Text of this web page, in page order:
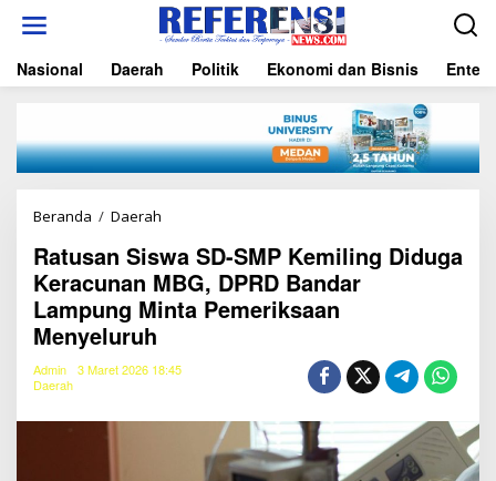
t
Nasional Daerah Politik Ekonomi dan Bisnis
Beranda / Daerah
t
u
s
a
i
Ratusan Siswa SD-SMP Kemiling Diduga
Keracunan MBG, DPRD Bandar
Lampung Minta Pemeriksaan
Menyeluruh
Admin
3 Maret 2026 18:45
Daerah